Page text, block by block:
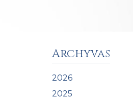
Archyvas
2026
2025